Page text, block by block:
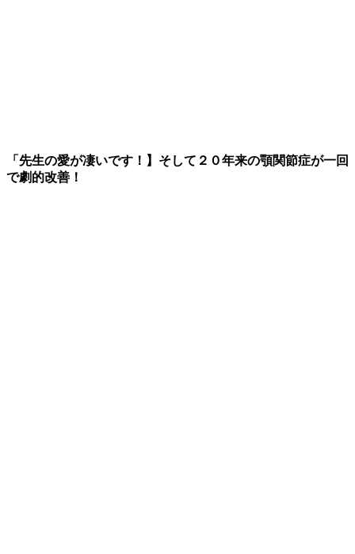
「先生の愛が凄いです！】そして２０年来の顎関節症が一回
で劇的改善！